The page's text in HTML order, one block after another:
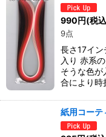
990円(税
9点
長さ17イ
入り 赤系
そうな色
合により時
紙用コーテ